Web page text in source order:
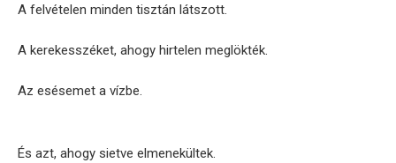
A felvételen minden tisztán látszott.
A kerekesszéket, ahogy hirtelen meglökték.
Az esésemet a vízbe.
És azt, ahogy sietve elmenekültek.